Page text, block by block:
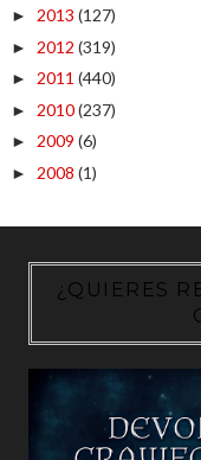
► 2013 (127)
► 2012 (319)
► 2011 (440)
► 2010(237)
► 2009 (6)
► 2008 (1)
¿QUIERES